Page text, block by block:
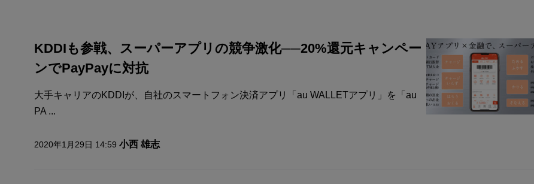
KDDIも参戦、スーパーアプリの競争激化──20%還元キャンペー
ンでPayPayに対抗
大手キャリアのKDDIが、自社のスマートフォン決済アプリ「au WALLETアプリ」を「au
PA ...
2020年1月29日 14:59 小西 雄志